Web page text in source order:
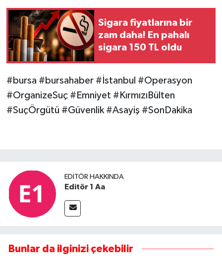
Sigara fiyatlarına bir
zam daha! En pahalı
sigara 150 TL oldu
#bursa #bursahaber #İstanbul #Operasyon
#OrganizeSuç #Emniyet #KırmızıBülten
#SuçÖrgütü #Güvenlik #Asayiş #SonDakika
EDITÖR HAKKINDA
Editör 1 Aa
Bunlar da ilginizi çekebilir